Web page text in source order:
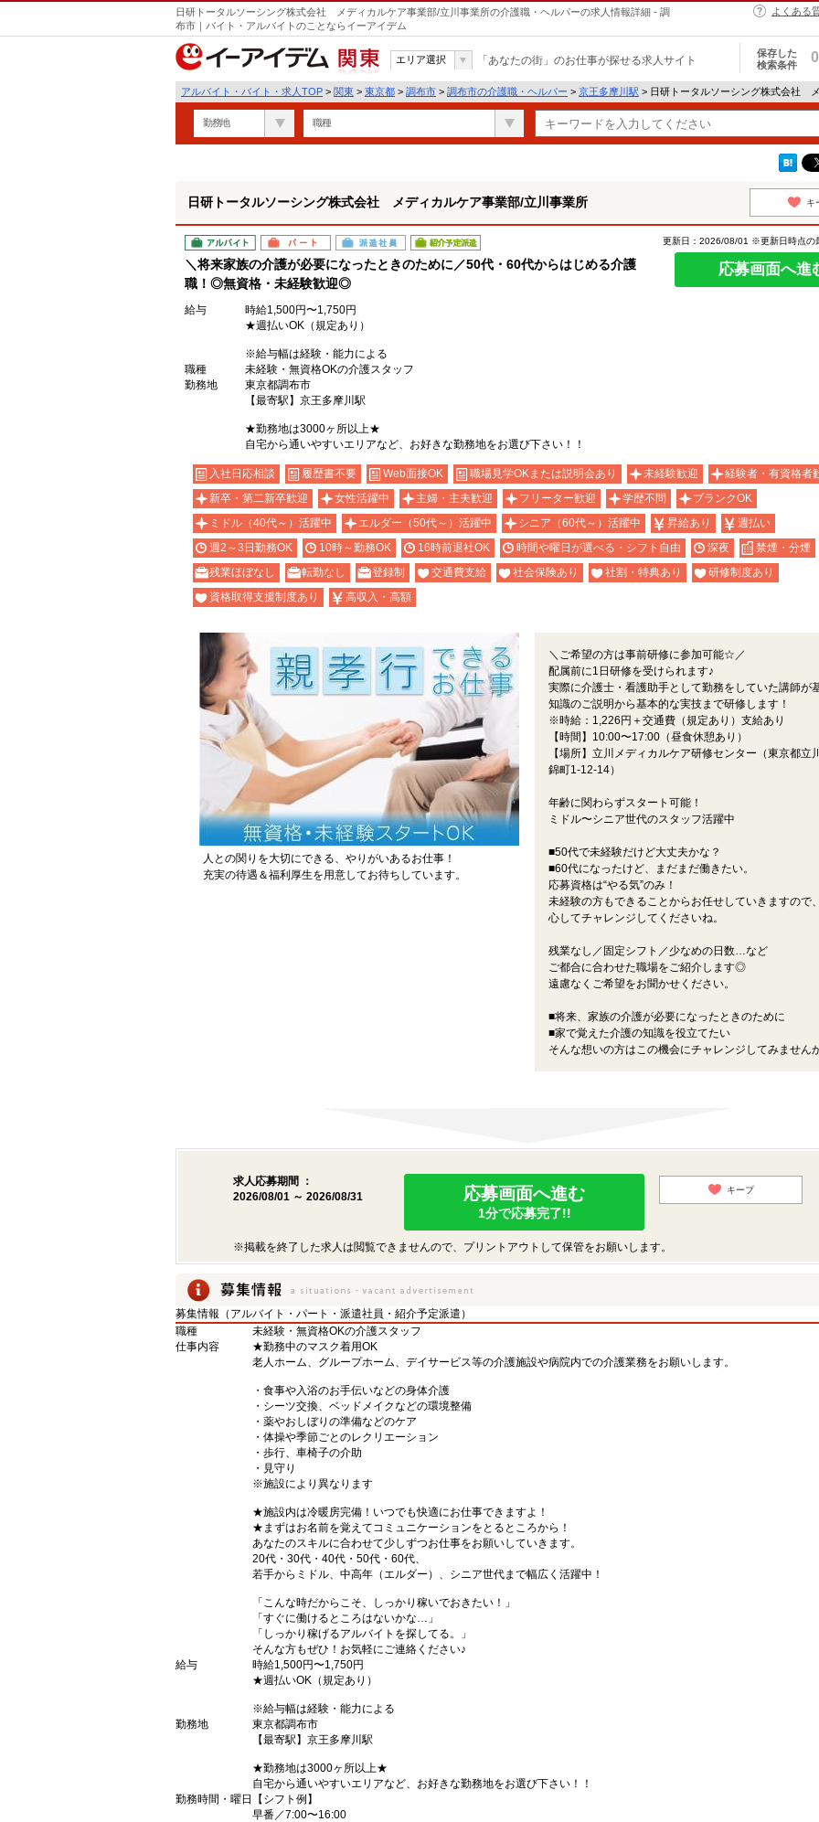
日研トータルソーシング株式会社 メディカルケア事業部/立川事業所の介護職・ヘルパーの求人情報詳細 - 調
布市｜バイト・アルバイトのことならイーアイデム
よくある
関東
エリア選択 「あなたの街」のお仕事が探せる求人サイト
保存した
検索条件
0
アルバイト・バイト・求人TOP > 関東 > 東京都 > 調布市 > 調布市の介護職・ヘルパー > 京王多摩川駅 > 日研トータルソーシング株式会社
勤務地 職種
遣
日研トータルソーシング株式会社 メディカルケア事業部/立川事業所 キ
アルバイト パート 派遣社員 紹介予定派遣
＼将来家族の介護が必要になったときのために／50代・60代からはじめる介護
職！◎無資格・未経験歓迎◎
更新日：2026/08/01 ※更新日時点の
応募画面へ進
給与
時給1,500円〜1,750円
★週払いOK（規定あり）
※給与幅は経験・能力による
職種
未経験・無資格OKの介護スタッフ
勤務地
東京都調布市
【最寄駅】京王多摩川駅
★勤務地は3000ヶ所以上★
自宅から通いやすいエリアなど、お好きな勤務地をお選び下さい！！
入社日応相談 履歴書不要 Web面接OK 職場見学OKまたは説明会あり 未経験歓迎
経験者・有資格者
新卒・第二新卒歓迎
女性活躍中 主婦・主夫歓迎 フリーター歓迎 学歴不問
ブランクOK
ミドル（40代～）活躍中
エルダー（50代～）活躍中 シニア（60代～）活躍中 昇給あり
週払い
週2～3日勤務OK
10時～勤務OK 16時前退社OK 時間や曜日が選べる・シフト自由 深夜
禁煙・分煙
残業ほぼなし
転勤なし 登録制 交通費支給 社会保険あり 社割・特典あり
研修制度あり
資格取得支援制度あり
高収入・高額
人との関りを大切にできる、やりがいあるお仕事！
充実の待遇＆福利厚生を用意してお待ちしています。
＼ご希望の方は事前研修に参加可能☆／
配属前に1日研修を受けられます♪
実際に介護士・看護助手として勤務をしていた講師が
知識のご説明から基本的な実技まで研修します！
※時給：1,226円＋交通費（規定あり）支給あり
【時間】10:00〜17:00（昼食休憩あり）
【場所】立川メディカルケア研修センター（東京都立
錦町1-12-14）
年齢に関わらずスタート可能！
ミドル〜シニア世代のスタッフ活躍中
■50代で未経験だけど大丈夫かな？
■60代になったけど、まだまだ働きたい。
応募資格は“やる気”のみ！
未経験の方もできることからお任せしていきますので
心してチャレンジしてくださいね。
残業なし／固定シフト／少なめの日数…など
ご都合に合わせた職場をご紹介します◎
遠慮なくご希望をお聞かせください。
■将来、家族の介護が必要になったときのために
■家で覚えた介護の知識を役立てたい
そんな想いの方はこの機会にチャレンジしてみません
求人応募期間 ：
2026/08/01 ～ 2026/08/31
応募画面へ進む
1分で応募完了!!
キープ
※掲載を終了した求人は閲覧できませんので、プリントアウトして保管をお願いします。
募集情報（アルバイト・パート・派遣社員・紹介予定派遣）
職種
未経験・無資格OKの介護スタッフ
仕事内容
★勤務中のマスク着用OK
老人ホーム、グループホーム、デイサービス等の介護施設や病院内での介護業務をお願いします。
・食事や入浴のお手伝いなどの身体介護
・シーツ交換、ベッドメイクなどの環境整備
・薬やおしぼりの準備などのケア
・体操や季節ごとのレクリエーション
・歩行、車椅子の介助
・見守り
※施設により異なります
★施設内は冷暖房完備！いつでも快適にお仕事できますよ！
★まずはお名前を覚えてコミュニケーションをとるところから！
あなたのスキルに合わせて少しずつお仕事をお願いしていきます。
20代・30代・40代・50代・60代、
若手からミドル、中高年（エルダー）、シニア世代まで幅広く活躍中！
「こんな時だからこそ、しっかり稼いでおきたい！」
「すぐに働けるところはないかな…」
「しっかり稼げるアルバイトを探してる。」
そんな方もぜひ！お気軽にご連絡ください♪
給与
時給1,500円〜1,750円
★週払いOK（規定あり）
※給与幅は経験・能力による
勤務地
東京都調布市
【最寄駅】京王多摩川駅
★勤務地は3000ヶ所以上★
自宅から通いやすいエリアなど、お好きな勤務地をお選び下さい！！
勤務時間・曜日
【シフト例】
早番／7:00〜16:00